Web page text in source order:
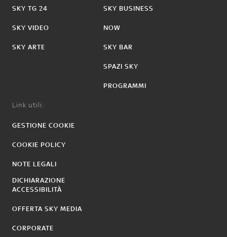
SKY TG 24
SKY VIDEO
SKY ARTE
SKY BUSINESS
NOW
SKY BAR
SPAZI SKY
PROGRAMMI
Link utili:
GESTIONE COOKIE
COOKIE POLICY
NOTE LEGALI
DICHIARAZIONE
ACCESSIBILITÀ
OFFERTA SKY MEDIA
CORPORATE